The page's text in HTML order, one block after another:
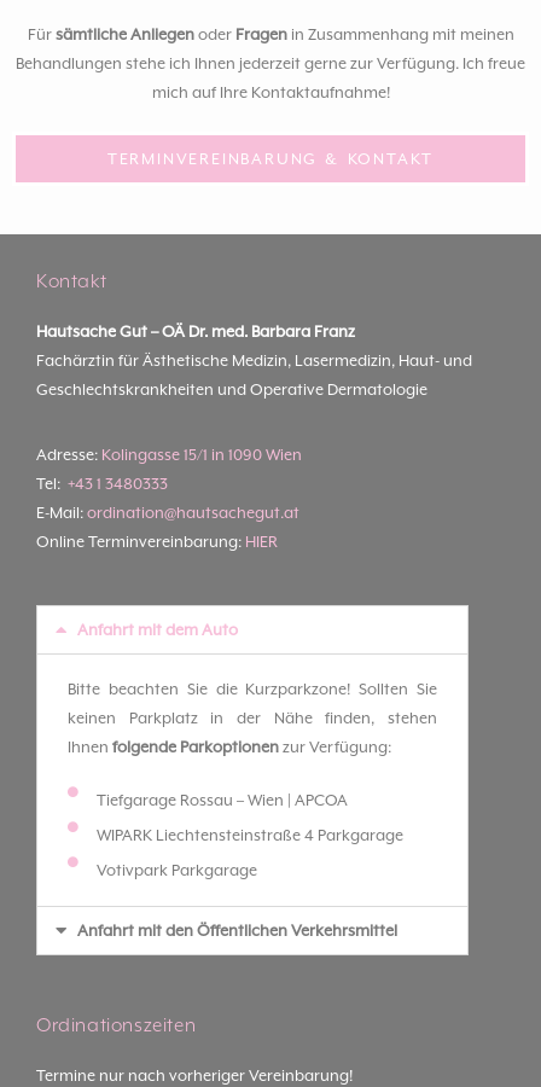
Für sämtliche Anliegenoder Fragenin Zusammenhang mit meinen
Behandlungen stehe ich Ihnen jederzeit gerne zur Verfügung. Ich freue
mich auf Ihre Kontaktaufnahme!
TERMINVEREINBARUNG & KONTAKT
Kontakt
Hautsache Gut –OÄ Dr. med. Barbara Franz
Fachärztin für Ästhetische Medizin, Lasermedizin, Haut- und
Geschlechtskrankheiten und Operative Dermatologie
Adresse: Kolingasse 15/1 in 1090 Wien
Tel: +43 1 3480333
E-Mail: ordination@hautsachegut.at
Online Terminvereinbarung: HIER
Anfahrt mit dem Auto
Bitte beachten Sie die Kurzparkzone! Sollten Sie
keinen Parkplatz in der Nähe finden, stehen
Ihnen folgende Parkoptionen zur Verfügung:
Tiefgarage Rossau – Wien | APCOA
WIPARK Liechtensteinstraße 4 Parkgarage
Votivpark Parkgarage
Anfahrt mit den Öffentlichen Verkehrsmittel
Ordinationszeiten
Termine nur nach vorheriger Vereinbarung!